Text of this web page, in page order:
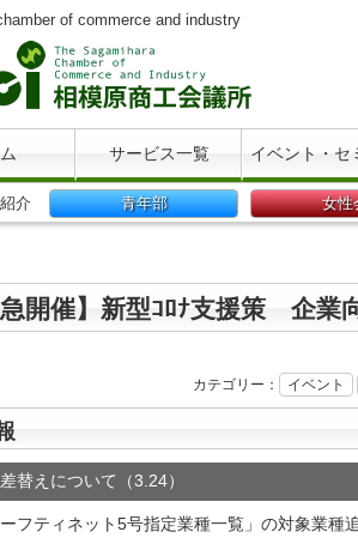
of commerce and industry
サービス一覧 イベント・セ
介 青年部 女性
急開催】新型ｺﾛﾅ支援策 企業
カテゴリー： イベント
替えについて（3.24）
フティネット5号指定業種一覧」の対象業種